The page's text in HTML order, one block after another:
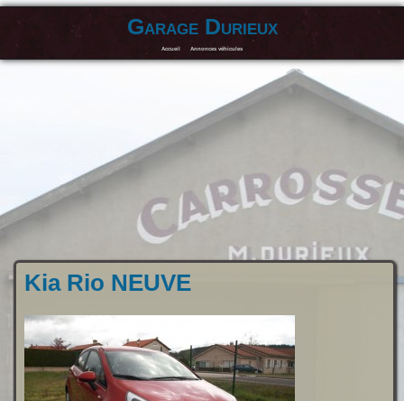
Garage Durieux
Accueil Annonces véhicules
Kia Rio NEUVE